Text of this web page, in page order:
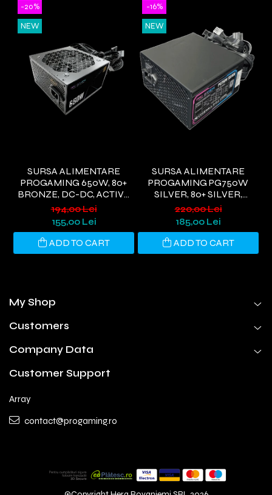
-20%
NEW
SURSA ALIMENTARE
PROGAMING 650W, 80+
BRONZE, DC-DC, ACTIVE
PFC,NEGRU
194,00 Lei
155,00 Lei
ADD TO CART
-16%
NEW
SURSA ALIMENTARE
PROGAMING PG750W
SILVER, 80+ SILVER,
ACTIVE PFC, ULTRA QUIET,
NEGRU
220,00 Lei
185,00 Lei
ADD TO CART
My Shop
Customers
Company Data
Customer Support
Array
contact@progaming.ro